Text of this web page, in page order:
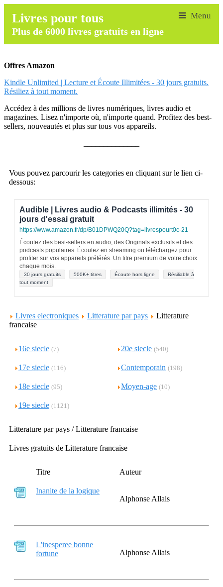
Livres pour tous
Plus de 6000 livres gratuits en ligne
Offres Amazon
Kindle Unlimited | Lecture et Écoute Illimitées - 30 jours gratuits.
Résiliez à tout moment.
Accédez à des millions de livres numériques, livres audio et
magazines. Lisez n'importe où, n'importe quand. Profitez des best-
sellers, nouveautés et plus sur tous vos appareils.
Vous pouvez parcourir les categories en cliquant sur le lien ci-
dessous:
Audible | Livres audio & Podcasts illimités - 30
jours d'essai gratuit
https://www.amazon.fr/dp/B01DPWQ20Q?tag=livrespourt0c-21
Écoutez des best-sellers en audio, des Originals exclusifs et des
podcasts populaires. Écoutez en streaming ou téléchargez pour
profiter sur vos appareils préférés. Un titre premium de votre choix
chaque mois.
30 jours gratuits 500K+ titres Écoute hors ligne
Résiliable à
tout moment
Livres electroniques Litterature par pays
Litterature
francaise
16e siecle (7) 20e siecle (540)
17e siecle (116) Contemporain (198)
18e siecle (95) Moyen-age (10)
19e siecle (1121)
Litterature par pays / Litterature francaise
Livres gratuits de Litterature francaise
Titre Auteur
Inanite de la logique
Alphonse Allais
L'inesperee bonne
fortune
Alphonse Allais